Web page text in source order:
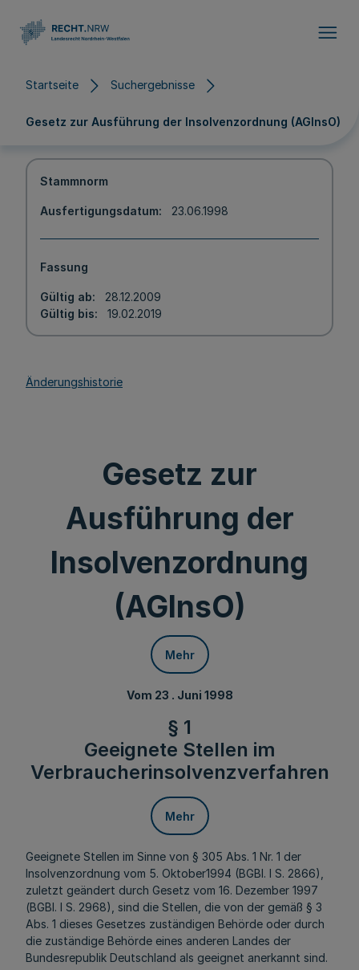
Startseite Suchergebnisse
Gesetz zur Ausführung der Insolvenzordnung (AGInsO)
Stammnorm
Ausfertigungsdatum 23.06.1998
Fassung
Gültig ab
28.12.2009
Gültig bis
19.02.2019
Änderungshistorie
Gesetz zur
Ausführung der
Insolvenzordnung
(AGInsO)
Mehr
Vom 23 . Juni 1998
§ 1
Geeignete Stellen im
Verbraucherinsolvenzverfahren
Mehr
Geeignete Stellen im Sinne von § 305 Abs. 1 Nr. 1 der
Insolvenzordnung vom 5. Oktober1994 (BGBl. I S. 2866),
zuletzt geändert durch Gesetz vom 16. Dezember 1997
(BGBl. I S. 2968), sind die Stellen, die von der gemäß § 3
Abs. 1 dieses Gesetzes zuständigen Behörde oder durch
die zuständige Behörde eines anderen Landes der
Bundesrepublik Deutschland als geeignet anerkannt sind.